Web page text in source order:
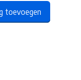
toevoegen